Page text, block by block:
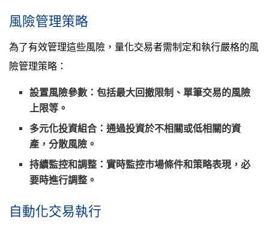
風險管理策略
為了有效管理這些風險，量化交易者需制定和執行嚴格的風
險管理策略：
設置風險參數 ：包括最大回撤限制、單筆交易的風險
上限等。
多元化投資組合 ：通過投資於不相關或低相關的資
產，分散風險。
持續監控和調整 ：實時監控市場條件和策略表現，必
要時進行調整。
自動化交易執行